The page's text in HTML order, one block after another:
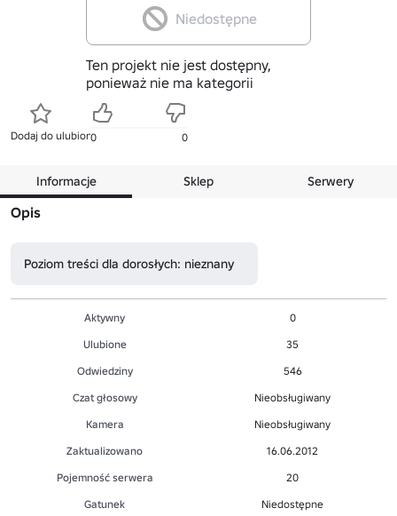
Niedostępne
Ten projekt nie jest dostępny,
ponieważ nie ma kategorii
Dodaj do ulubionych
0 0
Informacje Sklep Serwery
Opis
Poziom treści dla dorosłych: nieznany
Aktywny
0
Ulubione
35
Odwiedziny
546
Czat głosowy
Nieobsługiwany
Kamera
Nieobsługiwany
Zaktualizowano
16.06.2012
Pojemność serwera
20
Gatunek
Niedostępne